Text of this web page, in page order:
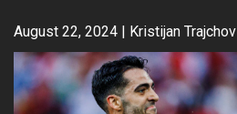
August 22, 2024 | Kristijan Trajchov